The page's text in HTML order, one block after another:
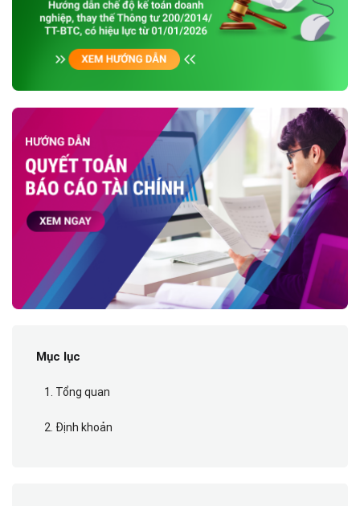
Mục lục
1. Tổng quan
2. Định khoản